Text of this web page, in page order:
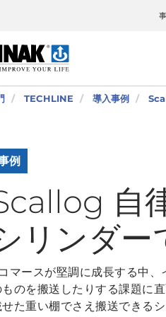
TECHLINE 導入事例
例
自
リンダー
マースが堅調に成長する中
ものを搬送したりする課題に
せた重い棚でさえ搬送できる